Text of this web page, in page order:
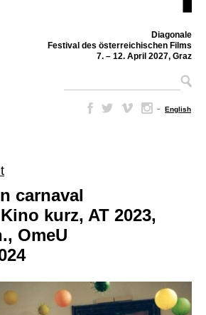
Diagonale
Festival des österreichischen Films
7. – 12. April 2027, Graz
– English
carnaval
kurz, AT 2023,
OmeU